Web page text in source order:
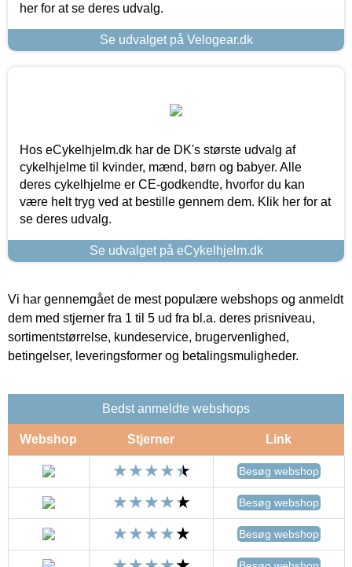
her for at se deres udvalg.
Se udvalget på Velogear.dk
Hos eCykelhjelm.dk har de DK's største udvalg af
cykelhjelme til kvinder, mænd, børn og babyer. Alle
deres cykelhjelme er CE-godkendte, hvorfor du kan
være helt tryg ved at bestille gennem dem. Klik her for at
se deres udvalg.
Se udvalget på eCykelhjelm.dk
Vi har gennemgået de mest populære webshops og anmeldt
dem med stjerner fra 1 til 5 ud fra bl.a. deres prisniveau,
sortimentstørrelse, kundeservice, brugervenlighed,
betingelser, leveringsformer og betalingsmuligheder.
Bedst anmeldte webshops
Webshop Stjerner Link
Besøg webshop
Besøg webshop
Besøg webshop